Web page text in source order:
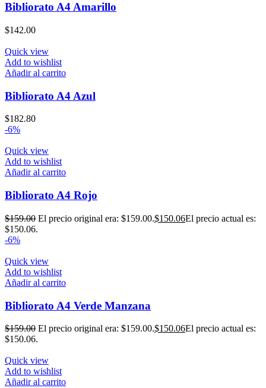
Bibliorato A4 Amarillo
$142.00
Quick view
Add to wishlist
Añadir al carrito
Bibliorato A4 Azul
$182.80
-6%
Quick view
Add to wishlist
Añadir al carrito
Bibliorato A4 Rojo
$159.00 El precio original era: $159.00.$150.06El precio actual es:
$150.06.
-6%
Quick view
Add to wishlist
Añadir al carrito
Bibliorato A4 Verde Manzana
$159.00 El precio original era: $159.00.$150.06El precio actual es:
$150.06.
Quick view
Add to wishlist
Añadir al carrito